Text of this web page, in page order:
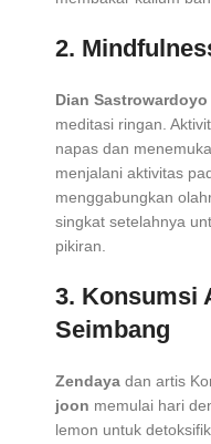
2.
Dian Sastrowardoyo
meditasi ringan.
napas dan
menjalani aktivitas
menggabungkan
singkat setelahnya
pikiran.
3. Konsumsi
Seimbang
Zendaya dan artis
joon memulai hari
lemon untuk